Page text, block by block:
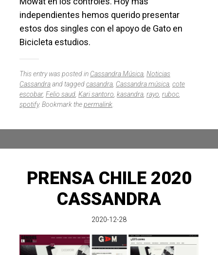
independientes hemos querido presentar
estos dos singles con el apoyo de Gato en
Bicicleta estudios.
This entry was posted in Cassandra Música Noticias
Cassandraand taggedcasandra Cassandra música cote
escobar, Felio saud Kari santoro kasandra rayo ruboc
spotify. Bookmark thepermalink
PRENSA CHILE 2020
CASSANDRA
2020-12-28